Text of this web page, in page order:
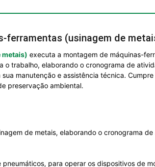
ferramentas (usinagem de
metais) executa a montagem de máquinas-
o trabalho, elaborando o cronograma de
manutenção e assistência técnica.
preservação ambiental.
de metais, elaborando o cronograma
para operar os dispositivos de